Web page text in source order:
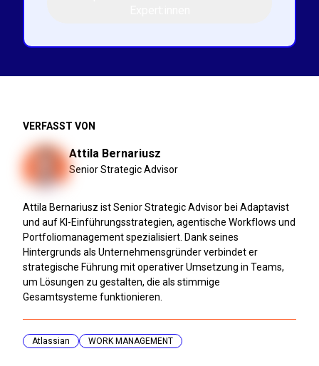
VERFASST VON
Attila Bernariusz
Senior Strategic Advisor
Attila Bernariusz ist Senior Strategic Advisor bei Adaptavist
und auf KI-Einführungsstrategien, agentische Workflows und
Portfoliomanagement spezialisiert. Dank seines
Hintergrunds als Unternehmensgründer verbindet er
strategische Führung mit operativer Umsetzung in Teams,
um Lösungen zu gestalten, die als stimmige
Gesamtsysteme funktionieren.
Atlassian WORK MANAGEMENT